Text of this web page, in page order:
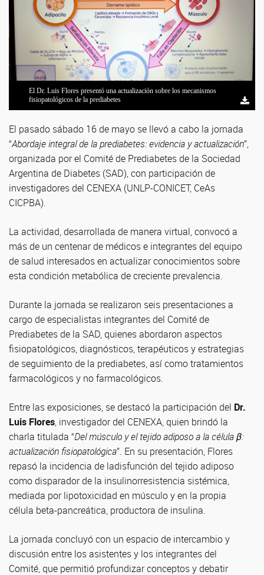
El Dr. Luis Flores presentó una actualización sobre los mecanismos
fisiopatológicos de la prediabetes
El pasado sábado 16 de mayo se llevó a cabo la jornada
“Abordaje integral de la prediabetes: evidencia y actualización”,
organizada por el Comité de Prediabetes de la Sociedad
Argentina de Diabetes (SAD), con participación de
investigadores del CENEXA (UNLP-CONICET, CeAs
CICPBA).
La actividad, desarrollada de manera virtual, convocó a
más de un centenar de médicos e integrantes del equipo
de salud interesados en actualizar conocimientos sobre
esta condición metabólica de creciente prevalencia.
Durante la jornada se realizaron seis presentaciones a
cargo de especialistas integrantes del Comité de
Prediabetes de la SAD, quienes abordaron aspectos
fisiopatológicos, diagnósticos, terapéuticos y estrategias
de seguimiento de la prediabetes, así como tratamientos
farmacológicos y no farmacológicos.
Entre las exposiciones, se destacó la participación del Dr.
Luis Flores, investigador del CENEXA, quien brindó la
charla titulada “Del músculo y el tejido adiposo a la célula β:
actualización fisiopatológica”. En su presentación, Flores
repasó la incidencia de ladisfunción del tejido adiposo
como disparador de la insulinorresistencia sistémica,
mediada por lipotoxicidad en músculo y en la propia
célula beta-pancreática, productora de insulina.
La jornada concluyó con un espacio de intercambio y
discusión entre los asistentes y los integrantes del
Comité, que permitió profundizar conceptos y debatir